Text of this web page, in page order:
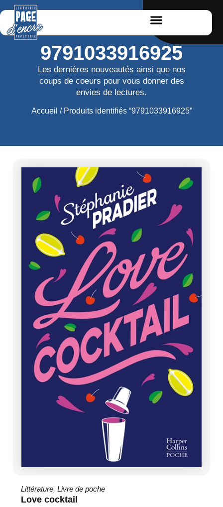
9791033916925
Les dernières nouveautés ainsi que nos
coups de coeurs pour vous donner des
envies de lectures.
Accueil / Produits identifiés “9791033916925”
Littérature, Livre de poche
Love cocktail